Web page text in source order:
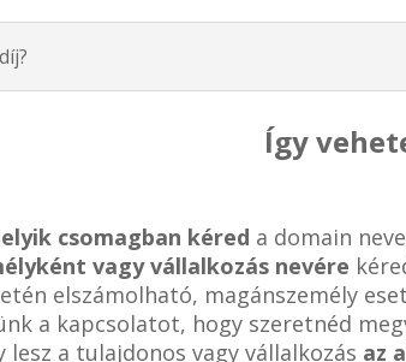
Így
csomagban kéred a domain
vagy vállalkozás nevére
elszámolható, magánszemély
a kapcsolatot, hogy szeretnéd
lesz a tulajdonos vagy vállalkozás az